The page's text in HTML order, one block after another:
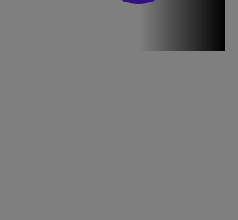
Doctor de